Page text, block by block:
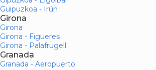
Guipuzkoa - Irún
Girona
Girona
Girona - Figueres
Girona - Palafrugell
Granada
Granada - Aeropuerto